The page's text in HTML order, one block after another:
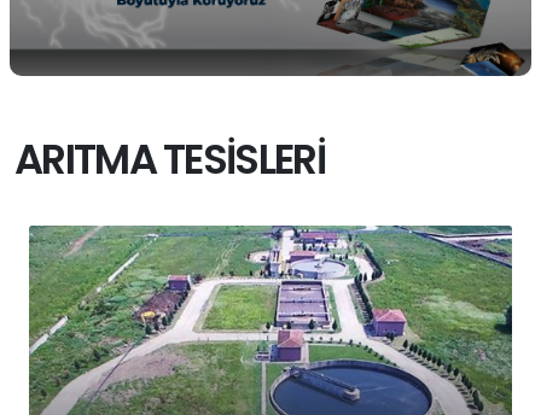
ARITMA TESİSLERİ